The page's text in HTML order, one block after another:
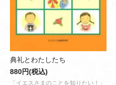
典礼とわたしたち
880円(税込)
「イエスさまのことを知りたい！」